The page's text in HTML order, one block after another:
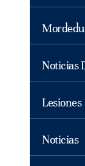
Noticias
Lesiones
Noticias